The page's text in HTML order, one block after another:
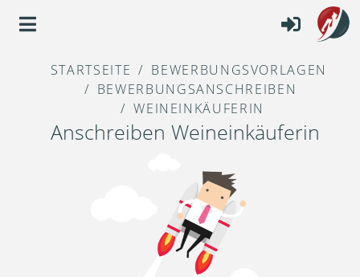
STARTSEITE
BEWERBUNGSVORLAGEN
BEWERBUNGSANSCHREIBEN
WEINEINKÄUFERIN
Anschreiben Weineinkäuferin